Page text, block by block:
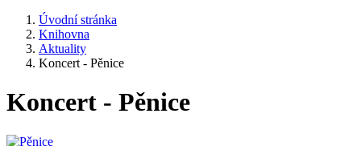
Úvodní stránka
Knihovna
Aktuality
Koncert - Pěnice
Koncert - Pěnice